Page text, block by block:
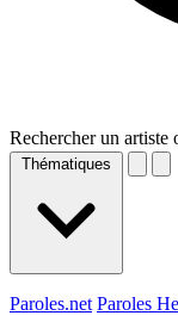
Rechercher un artiste
Thématiques
Paroles.net Paroles